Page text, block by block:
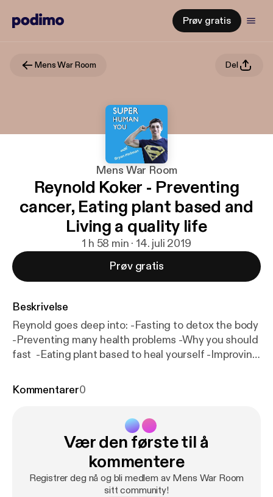
Prøv gratis
Mens War Room Del
Mens War Room
Reynold Koker - Preventing
cancer, Eating plant based and
Living a quality life
1 h 58 min · 14. juli 2019
Prøv gratis
Beskrivelse
Reynold goes deep into: -Fasting to detox the body
-Preventing many health problems -Why you should
fast -Eating plant based to heal yourself -Improving
should drink distilled water -And many more
Kommentarer0
Vær den første til å
kommentere
Registrer deg nå og bli medlem av Mens War Room
sitt community!